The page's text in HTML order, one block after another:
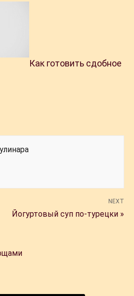
Как готовить сдобное
NEXT
Йогуртовый суп по-турецки »